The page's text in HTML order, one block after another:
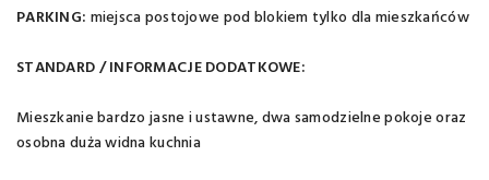
PARKING: miejsca postojowe pod blokiem tylko dla mieszkańców
STANDARD / INFORMACJE DODATKOWE:
Mieszkanie bardzo jasne i ustawne, dwa samodzielne pokoje oraz
osobna duża widna kuchnia